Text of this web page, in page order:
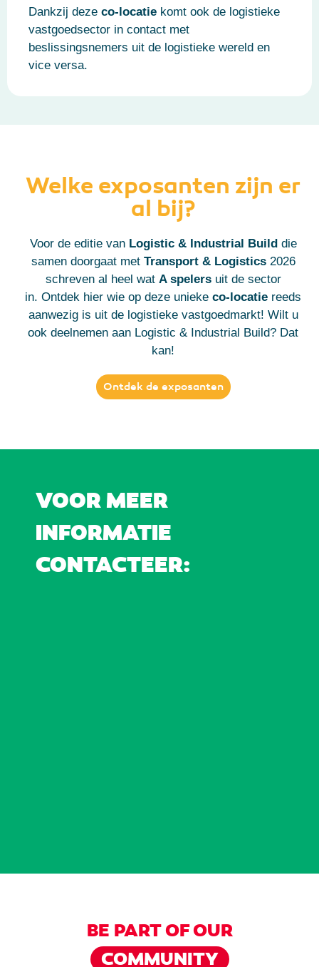
Dankzij deze co-locatie komt ook de logistieke
vastgoedsector in contact met
beslissingsnemers uit de logistieke wereld en
vice versa.
Welke exposanten zijn er
al bij?
Voor de editie van Logistic & Industrial Builddie
samen doorgaat met Transport & Logistics2026
schreven al heel wat A spelersuit de sector
in. Ontdek hier wie op deze unieke co-locatie reeds
aanwezig is uit de logistieke vastgoedmarkt! Wilt u
ook deelnemen aan Logistic & Industrial Build? Dat
kan!
Ontdek de exposanten
VOOR MEER
INFORMATIE
CONTACTEER:
BE PART OF OUR
COMMUNITY